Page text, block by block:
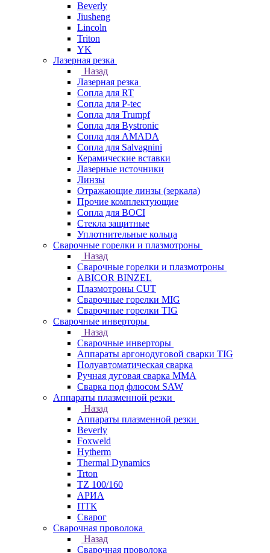
Beverly
Jiusheng
Lincoln
Triton
YK
Лазерная резка
Назад
Лазерная резка
Сопла для RT
Сопла для P-tec
Сопла для Trumpf
Сопла для Bystronic
Сопла для AMADA
Сопла для Salvagnini
Керамические вставки
Лазерные источники
Линзы
Отражающие линзы (зеркала)
Прочие комплектующие
Сопла для BOCI
Стекла защитные
Уплотнительные кольца
Сварочные горелки и плазмотроны
Назад
Сварочные горелки и плазмотроны
ABICOR BINZEL
Плазмотроны CUT
Сварочные горелки MIG
Сварочные горелки TIG
Сварочные инверторы
Назад
Сварочные инверторы
Аппараты аргонодуговой сварки TIG
Полуавтоматическая сварка
Ручная дуговая сварка MMA
Сварка под флюсом SAW
Аппараты плазменной резки
Назад
Аппараты плазменной резки
Beverly
Foxweld
Hytherm
Thermal Dynamics
Trton
TZ 100/160
АРИА
ПТК
Сварог
Сварочная проволока
Назад
Сварочная проволока